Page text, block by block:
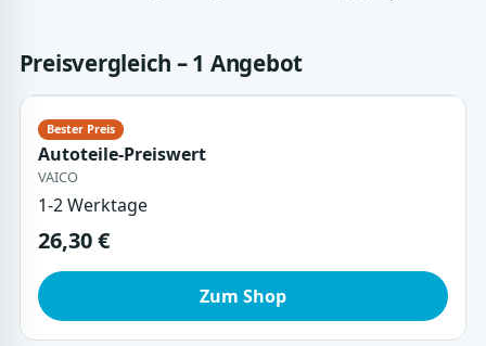
Preisvergleich – 1 Angebot
Autoteile-Preiswert
VAICO
1-2 Werktage
26,30 €
Zum Shop